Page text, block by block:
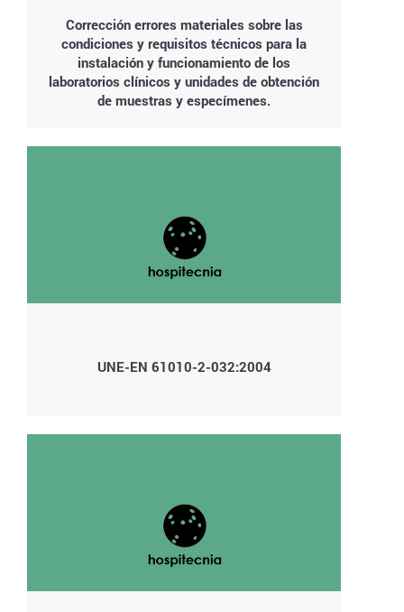
Corrección errores materiales sobre las
condiciones y requisitos técnicos para la
instalación y funcionamiento de los
laboratorios clínicos y unidades de obtención
de muestras y especímenes.
UNE-EN 61010-2-032:2004